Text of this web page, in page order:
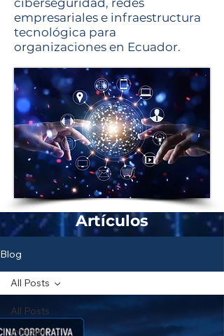
ciberseguridad, redes
empresariales e infraestructura
tecnológica para
organizaciones en Ecuador.
Artículos
Blog
All Posts
Internet
All Posts